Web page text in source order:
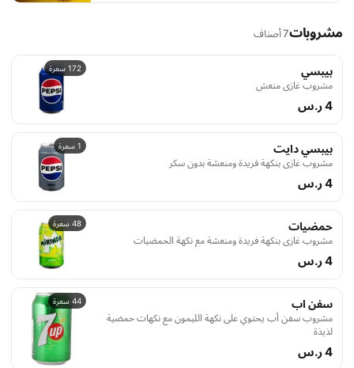
مشروبات7 أصناف
172 سعرة بيبسي
مشروب غازي منعش
4 ر.س
1 سعرة بيبسي دايت
مشروب غازي بنكهة فريدة ومنعشة بدون سكر
4 ر.س
48 سعرة حمضيات
مشروب غازي بنكهة فريدة ومنعشة مع نكهة الحمضيات
4 ر.س
44 سعرة سفن اب
مشروب سفن أب يحتوي على نكهة الليمون مع نكهات حمضية
لذيذة
4 ر.س